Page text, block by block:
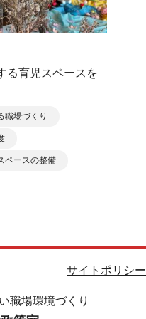
る育児スペースを
職場づくり
ペースの整備
サイトポリシー
職場環境づくり